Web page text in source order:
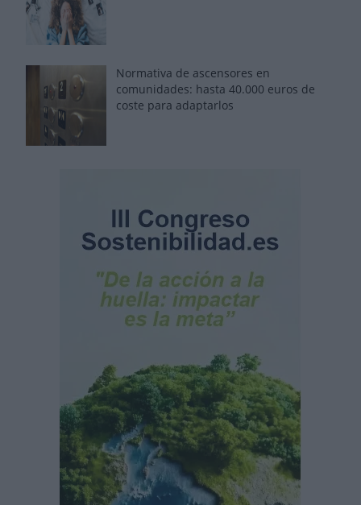
Normativa de ascensores en
comunidades: hasta 40.000 euros de
coste para adaptarlos